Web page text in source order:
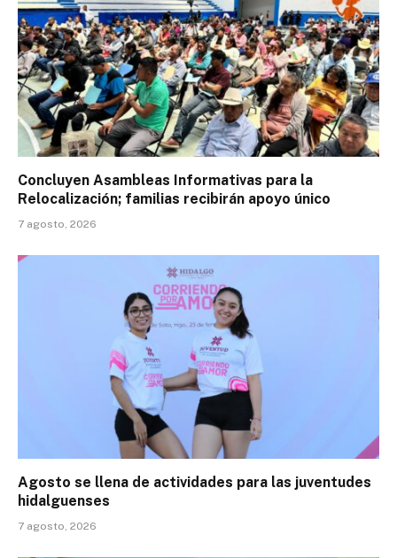
Concluyen Asambleas Informativas para la
Relocalización; familias recibirán apoyo único
7 agosto, 2026
Agosto se llena de actividades para las juventudes
hidalguenses
7 agosto, 2026